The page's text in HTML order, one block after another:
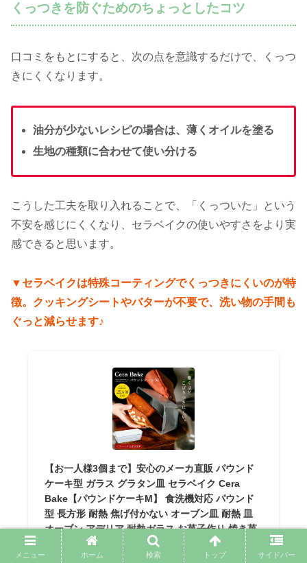
くっつきを防ぐためのちょっとしたコツ
口コミをもとにすると、次の点を意識するだけで、くっつ
きにくくなります。
油分が少ないレシピの場合は、薄くオイルを塗る
生地の種類に合わせて使い分ける
こうした工夫を取り入れることで、「くっついた」という
不安を感じにくくなり、セラベイクの使いやすさをより実
感できると思います。
▼セラベイクは特殊コーティングでくっつきにくいのが特
徴。クッキングシートやバターが不要で、洗い物の手間も
ぐっと減らせます♪
【お一人様3個まで】安心のメーカ直販 パウンド
ケーキ型 ガラス グラタン皿 セラベイク Cera
Bake【パウンドケーキM】 食洗機対応 パウンド
型 長方形 耐熱 焦げ付かない オーブン皿 耐熱 皿
オーブン アデリア 耐熱ガラス お菓子作り 焼き菓
子 ケーキ型 バレンタイン
メニュー ホーム 検索 トップ サイドバー